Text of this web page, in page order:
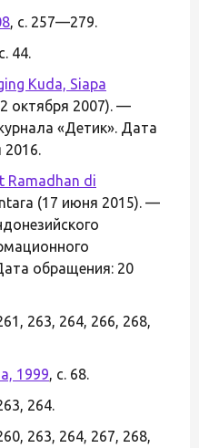
, с. 257—279.
44.
Kuda, Siapa
октября 2007). —
«Детик». Дата
2016.
Ramadhan di
(17 июня 2015). —
обращения: 20
263, 264, 266, 268,
1999, с. 68.
264.
263, 264, 267, 268,